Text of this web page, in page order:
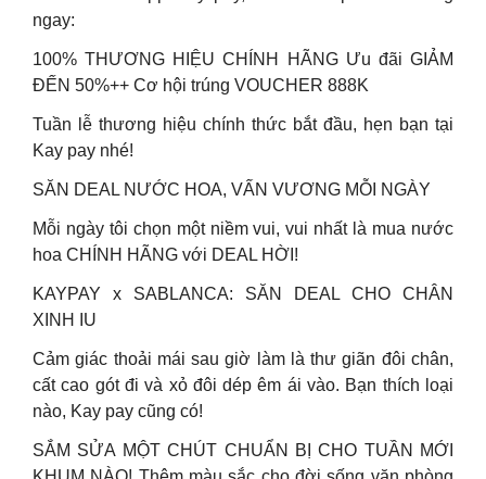
ngay:
100% THƯƠNG HIỆU CHÍNH HÃNG Ưu đãi GIẢM
ĐẾN 50%++ Cơ hội trúng VOUCHER 888K
Tuần lễ thương hiệu chính thức bắt đầu, hẹn bạn tại
Kay pay nhé!
SĂN DEAL NƯỚC HOA, VẤN VƯƠNG MỖI NGÀY
Mỗi ngày tôi chọn một niềm vui, vui nhất là mua nước
hoa CHÍNH HÃNG với DEAL HỜI!
KAYPAY x SABLANCA: SĂN DEAL CHO CHÂN
XINH IU
Cảm giác thoải mái sau giờ làm là thư giãn đôi chân,
cất cao gót đi và xỏ đôi dép êm ái vào. Bạn thích loại
nào, Kay pay cũng có!
SẮM SỬA MỘT CHÚT CHUẨN BỊ CHO TUẦN MỚI